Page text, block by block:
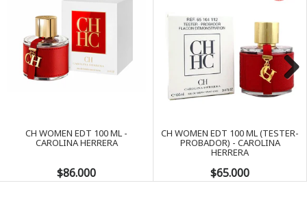
CH WOMEN EDT 100 ML -
CAROLINA HERRERA
$86.000
CH WOMEN EDT 100 ML (TESTER-
PROBADOR) - CAROLINA
HERRERA
$65.000
Next